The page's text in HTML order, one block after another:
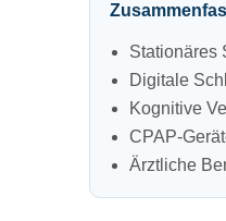
Stationäres
Digitale
Kognitive
CPAP-
Ärztliche